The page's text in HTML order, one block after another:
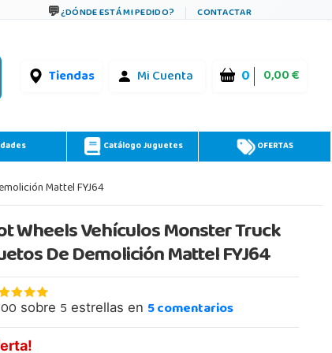
¿DÓNDE ESTÁ MI PEDIDO? CONTACTAR
Tiendas Mi Cuenta 0 0,00 €
Catálogo Juguetes OFERTAS
Mattel FYJ64
Wheels Vehículos Monster Truck
De Demolición Mattel FYJ64
sobre 5 estrellas en 5comentarios